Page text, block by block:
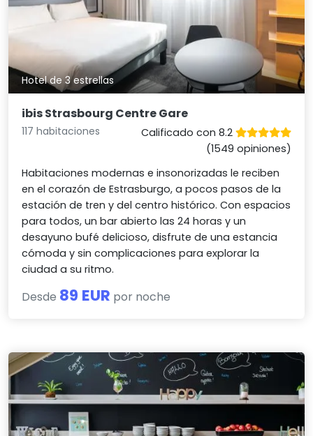
Hotel de 3 estrellas
ibis Strasbourg Centre Gare
117 habitaciones
Calificado con 8.2
(1549 opiniones)
Habitaciones modernas e insonorizadas le reciben
en el corazón de Estrasburgo, a pocos pasos de la
estación de tren y del centro histórico. Con espacios
para todos, un bar abierto las 24 horas y un
desayuno bufé delicioso, disfrute de una estancia
cómoda y sin complicaciones para explorar la
ciudad a su ritmo.
Desde 89 EUR por noche